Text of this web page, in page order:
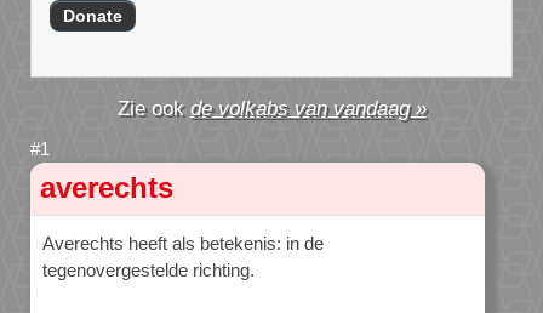
de volkabs van vandaag »
averechts
Averechts heeft als betekenis: in de
tegenovergestelde richting.